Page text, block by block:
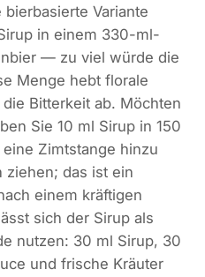
Variante
in einem 330-ml-
— zu viel würde die
Menge hebt florale
Bitterkeit ab. Möchten
Sie 10 ml Sirup in 150
Zimtstange hinzu
ziehen; das ist ein
einem kräftigen
sich der Sirup als
nutzen: 30 ml Sirup, 30
und frische Kräuter